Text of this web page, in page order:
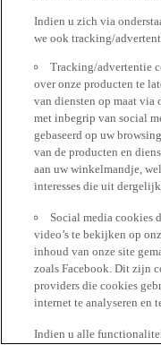
Indien u zich via
we ook tracking/
Tracking/advertentie
over onze producten te
van diensten op maat via
met inbegrip van social
gebaseerd op uw
van de producten en
aan uw winkelmandje,
interesses die uit
Social media cookies
video’s te bekijken op
inhoud van onze site
zoals Facebook. Dit zijn
providers die cookies
internet te analyseren en
Indien u alle